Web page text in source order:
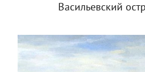
Васильевский